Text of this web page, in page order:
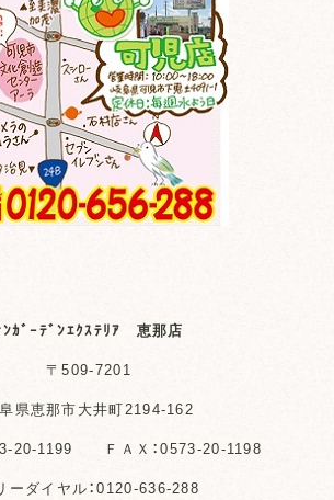
ｶﾞｰﾃﾞﾝｴｸｽﾃﾘｱ 恵那店
〒509-7201
県恵那市大井町2194-162
20-1199 ＦＡＸ：0573-20-1198
ーダイヤル：0120-636-288